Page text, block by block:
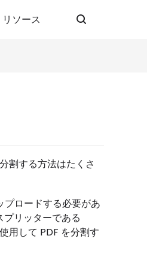
リソース
割する方法はたくさ
ロードする必要があ
リッターである
用して PDF を分割す